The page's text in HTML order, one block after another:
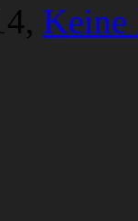
Keine